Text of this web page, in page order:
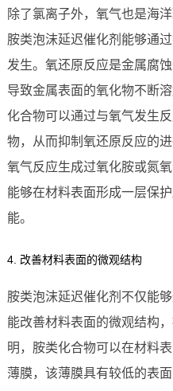
除了氯离子外，氧气也是海
胺类泡沫延迟催化剂能够通
发生。氧还原反应是金属腐
导致金属表面的氧化物不断
化合物可以通过与氧气发生
物，从而抑制氧还原反应的
氧气反应生成过氧化胺或氮
能够在材料表面形成一层保
能。
4. 改善材料表面的微观结构
胺类泡沫延迟催化剂不仅能
能改善材料表面的微观结构
明，胺类化合物可以在材料
薄膜，该薄膜具有较低的表